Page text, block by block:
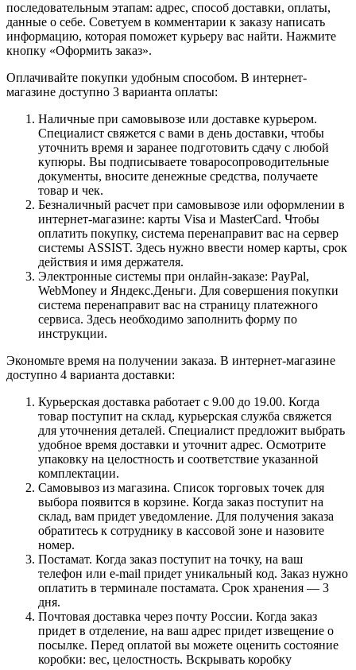
последовательным этапам: адрес, способ доставки, оплаты,
данные о себе. Советуем в комментарии к заказу написать
информацию, которая поможет курьеру вас найти. Нажмите
кнопку «Оформить заказ».
Оплачивайте покупки удобным способом. В интернет-
магазине доступно 3 варианта оплаты:
Наличные при самовывозе или доставке курьером.
Специалист свяжется с вами в день доставки, чтобы
уточнить время и заранее подготовить сдачу с любой
купюры. Вы подписываете товаросопроводительные
документы, вносите денежные средства, получаете
товар и чек.
Безналичный расчет при самовывозе или оформлении в
интернет-магазине: карты Visa и MasterCard. Чтобы
оплатить покупку, система перенаправит вас на сервер
системы ASSIST. Здесь нужно ввести номер карты, срок
действия и имя держателя.
Электронные системы при онлайн-заказе: PayPal,
WebMoney и Яндекс.Деньги. Для совершения покупки
система перенаправит вас на страницу платежного
сервиса. Здесь необходимо заполнить форму по
инструкции.
Экономьте время на получении заказа. В интернет-магазине
доступно 4 варианта доставки:
Курьерская доставка работает с 9.00 до 19.00. Когда
товар поступит на склад, курьерская служба свяжется
для уточнения деталей. Специалист предложит выбрать
удобное время доставки и уточнит адрес. Осмотрите
упаковку на целостность и соответствие указанной
комплектации.
Самовывоз из магазина. Список торговых точек для
выбора появится в корзине. Когда заказ поступит на
склад, вам придет уведомление. Для получения заказа
обратитесь к сотруднику в кассовой зоне и назовите
номер.
Постамат. Когда заказ поступит на точку, на ваш
телефон или e-mail придет уникальный код. Заказ нужно
оплатить в терминале постамата. Срок хранения — 3
дня.
Почтовая доставка через почту России. Когда заказ
придет в отделение, на ваш адрес придет извещение о
посылке. Перед оплатой вы можете оценить состояние
коробки: вес, целостность. Вскрывать коробку